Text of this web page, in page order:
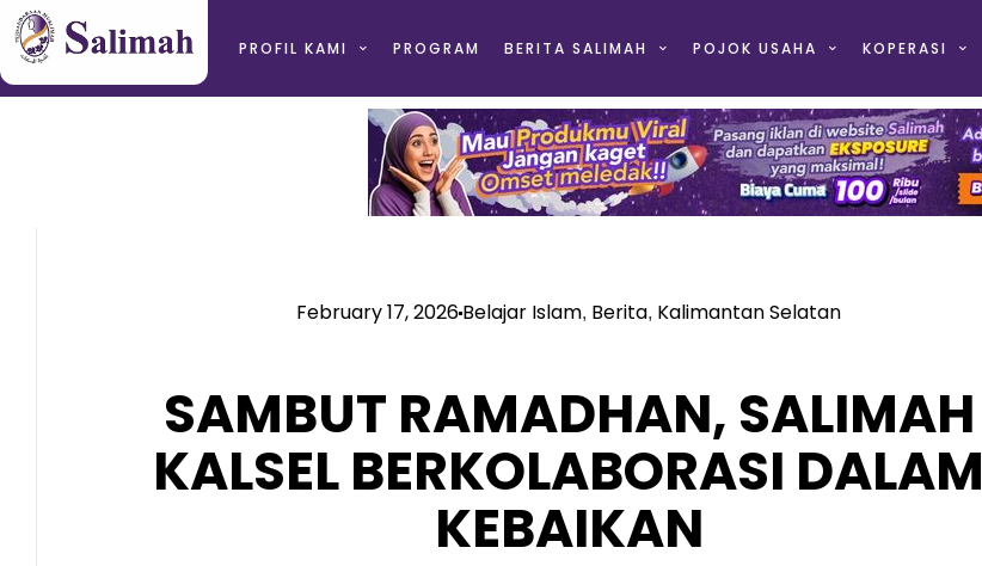
PROFIL KAMI PROGRAM BERITA SALIMAH POJOK USAHA KOPERASI
February 17, 2026Belajar Islam, Berita, Kalimantan Selatan
SAMBUT RAMADHAN, SALIMAH
KALSEL BERKOLABORASI DALAM
KEBAIKAN